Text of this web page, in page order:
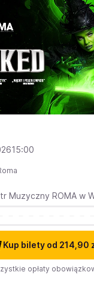
15:00
Muzyczny ROMA w
Kup bilety od 214,90
opłaty